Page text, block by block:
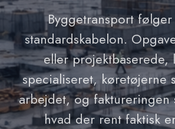
Byggetransport
standardskabelon.
eller projektbaserede,
specialiseret, køretøjerne
arbejdet, og faktureringen
hvad der rent faktisk